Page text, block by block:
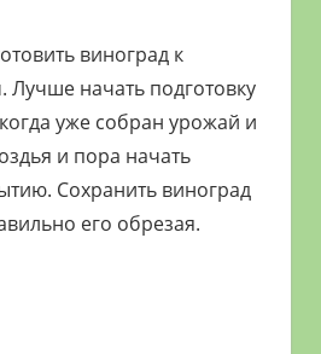
виноград к
начать подготовку
уже собран урожай и
и пора начать
Сохранить виноград
его обрезая.